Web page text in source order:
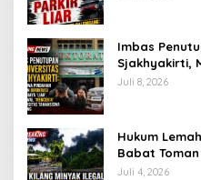
Imbas
Sjakhyakirti,
Birokrasi
Juli 8, 2026
Hukum
Babat
Penertiban
Juli 4, 2026